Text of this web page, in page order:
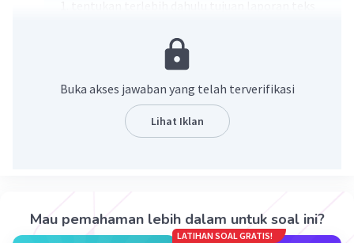
2. buatlah pertanyaan umum agar pembaca
menjadi berpikir mengapa topik teks observasi
tsb penting untuk diteliti.
3. perkenalkan topik yang akan dibahas
catatan penting = buatlah kalimat pendahuluan
Buka akses jawaban yang telah terverifikasi
Lihat Iklan
Mau pemahaman lebih dalam untuk soal ini?
LATIHAN SOAL GRATIS!